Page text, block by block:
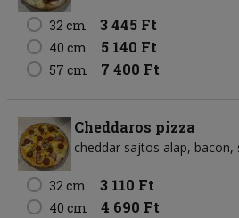
32 cm 3 445 Ft
40 cm 5 140 Ft
57 cm 7 400 Ft
Cheddaros pizza
cheddar sajtos alap bacon
32 cm 3 110 Ft
40 cm 4 690 Ft